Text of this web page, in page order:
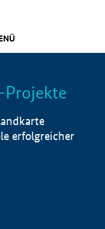
Info
Projekte
erfolgreicher